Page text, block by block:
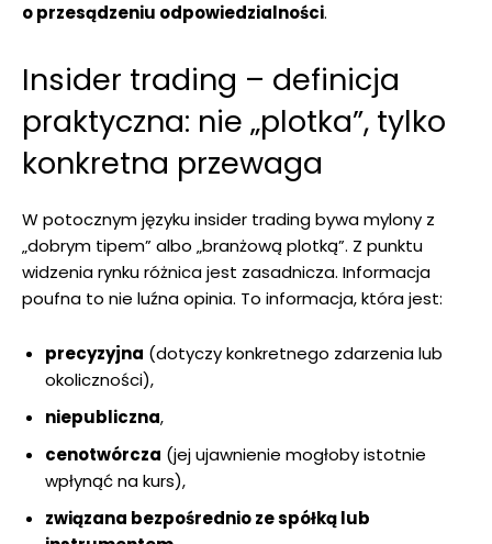
o przesądzeniu odpowiedzialności.
Insider trading – definicja
praktyczna: nie „plotka”, tylko
konkretna przewaga
W potocznym języku insider trading bywa mylony z
„dobrym tipem” albo „branżową plotką”. Z punktu
widzenia rynku różnica jest zasadnicza. Informacja
poufna to nie luźna opinia. To informacja, która jest:
precyzyjna (dotyczy konkretnego zdarzenia lub
okoliczności),
niepubliczna,
cenotwórcza (jej ujawnienie mogłoby istotnie
wpłynąć na kurs),
związana bezpośrednio ze spółką lub